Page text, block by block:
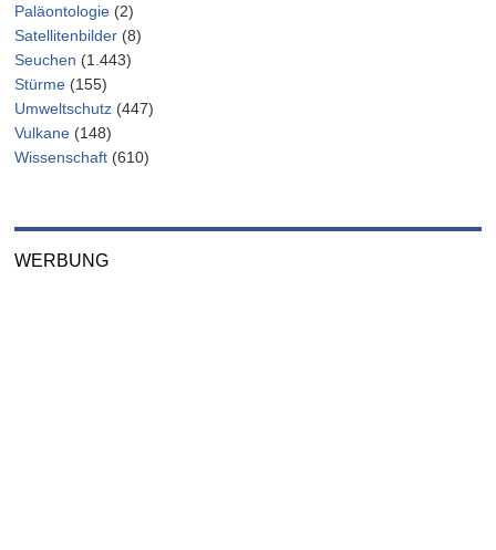
Paläontologie (2)
Satellitenbilder (8)
Seuchen (1.443)
Stürme (155)
Umweltschutz (447)
Vulkane (148)
Wissenschaft (610)
WERBUNG